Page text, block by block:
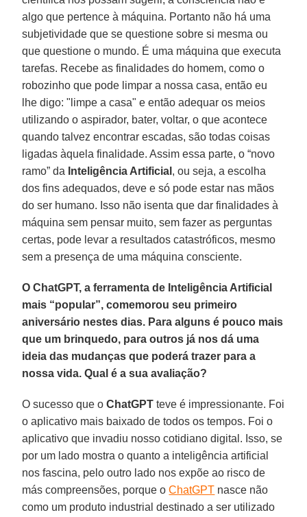
algo que pertence à máquina. Portanto não há uma
subjetividade que se questione sobre si mesma ou
que questione o mundo. É uma máquina que executa
tarefas. Recebe as finalidades do homem, como o
robozinho que pode limpar a nossa casa, então eu
lhe digo: "limpe a casa" e então adequar os meios
utilizando o aspirador, bater, voltar, o que acontece
quando talvez encontrar escadas, são todas coisas
ligadas àquela finalidade. Assim essa parte, o “novo
ramo” da Inteligência Artificial , ou seja, a escolha
dos fins adequados, deve e só pode estar nas mãos
do ser humano. Isso não isenta que dar finalidades à
máquina sem pensar muito, sem fazer as perguntas
certas, pode levar a resultados catastróficos, mesmo
sem a presença de uma máquina consciente.
O ChatGPT, a ferramenta de Inteligência Artificial
mais “popular”, comemorou seu primeiro
aniversário nestes dias. Para alguns é pouco mais
que um brinquedo, para outros já nos dá uma
ideia das mudanças que poderá trazer para a
nossa vida. Qual é a sua avaliação?
O sucesso que oChatGPT teve é ​​impressionante. Foi
o aplicativo mais baixado de todos os tempos. Foi o
aplicativo que invadiu nosso cotidiano digital. Isso, se
por um lado mostra o quanto a inteligência artificial
nos fascina, pelo outro lado nos expõe ao risco de
más compreensões, porque oChatGPT nasce não
como um produto industrial destinado a ser utilizado